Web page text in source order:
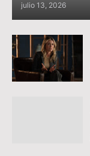
julio 13, 2026